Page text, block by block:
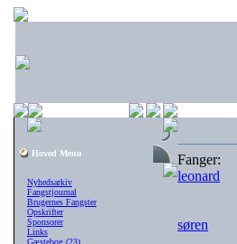
Hoved Menu
Nyhedsarkiv
Fangstjournal
Brugernes Fangster
Opskrifter
Sponsorer
Links
Gæstebog (23)
Fanger:
leonard
søren